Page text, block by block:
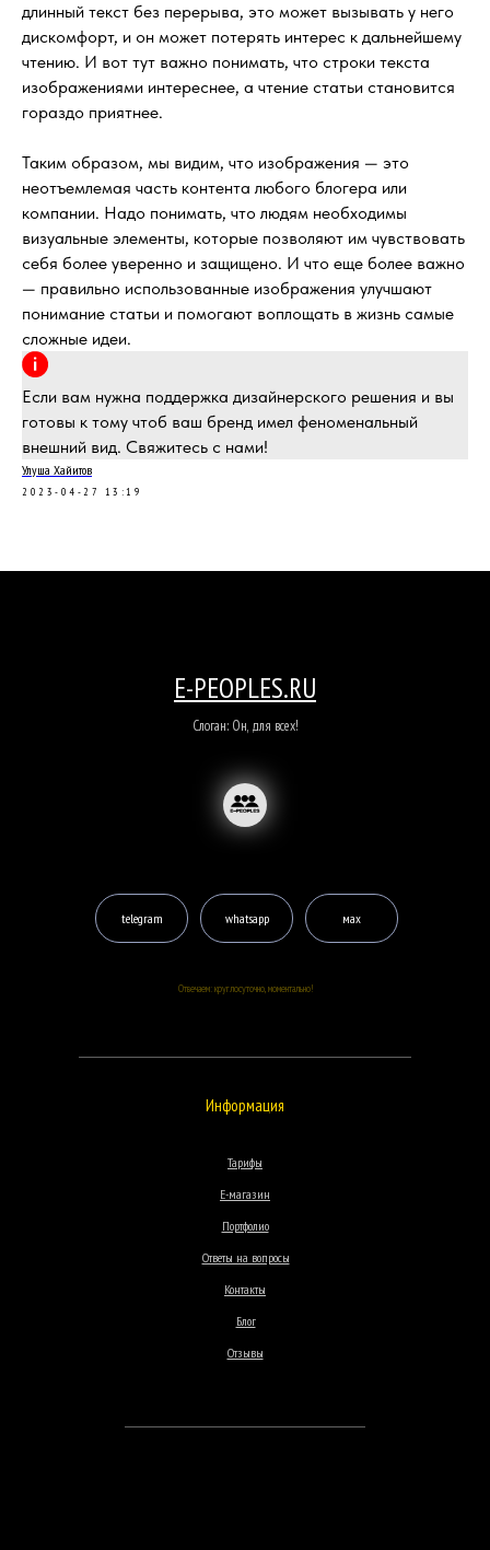
длинный текст без перерыва, это может вызывать у него
дискомфорт, и он может потерять интерес к дальнейшему
чтению. И вот тут важно понимать, что строки текста
изображениями интереснее, а чтение статьи становится
гораздо приятнее.
Таким образом, мы видим, что изображения — это
неотъемлемая часть контента любого блогера или
компании. Надо понимать, что людям необходимы
визуальные элементы, которые позволяют им чувствовать
себя более уверенно и защищено. И что еще более важно
— правильно использованные изображения улучшают
понимание статьи и помогают воплощать в жизнь самые
сложные идеи.
Если вам нужна поддержка дизайнерского решения и вы
готовы к тому чтоб ваш бренд имел феноменальный
внешний вид. Свяжитесь с нами!
Улуша Хайитов
2023-04-27 13:19
Слоган: Он, для всех!
E-PEOPLES.RU
Отвечаем: круглосуточно, моментально!
telegram whatsapp мах
Информация
Е-магазин
Тарифы
Портфолио
Ответы на вопросы
Контакты
Блог
Отзывы